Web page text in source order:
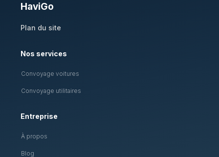
HaviGo
Plan du site
Nos services
Convoyage voitures
Convoyage utilitaires
Entreprise
À propos
Blog